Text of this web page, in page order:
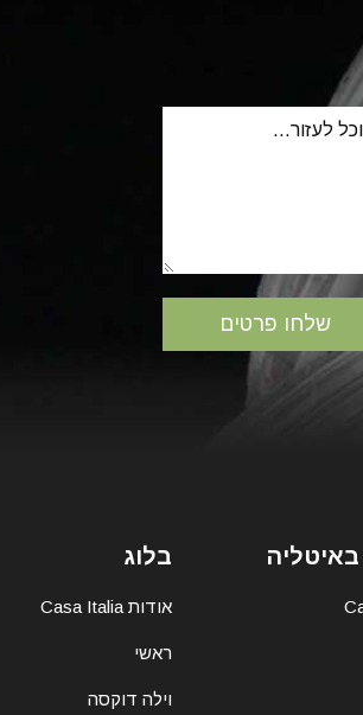
בלוג
אודות Casa Italia
ראשי
וילה דוקסה